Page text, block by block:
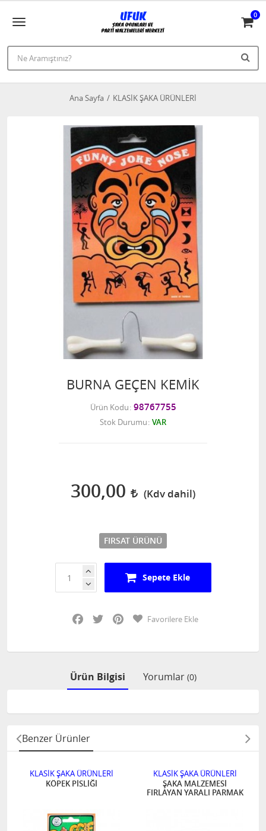
0
Ana Sayfa KLASİK ŞAKA ÜRÜNLERİ
BURNA GEÇEN KEMİK
Ürün Kodu 98767755
Stok Durumu VAR
300,00
FIRSAT ÜRÜNÜ
Sepete Ekle
Facebook
Twitter PinterestFavorilere Ekle
Ürün Bilgisi Yorumlar (0)
Benzer Ürünler
KLASİK ŞAKA ÜRÜNLERİ
KÖPEK PİSLİĞİ
KLASİK ŞAKA ÜRÜNLERİ
ŞAKA MALZEMESİ
FIRLAYAN YARALI PARMAK